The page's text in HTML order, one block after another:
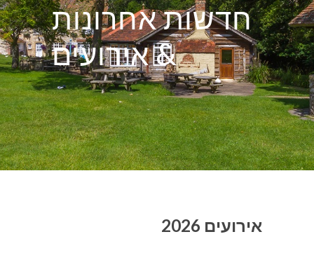
חדשות אחרונות
& אירועים
אירועים 2026